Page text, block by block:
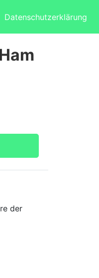
Datenschutzerklärung
der